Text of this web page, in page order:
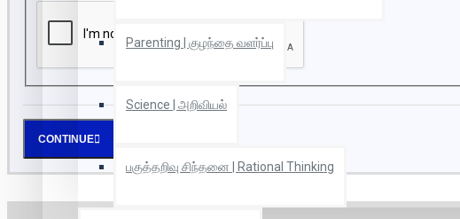
Parenting | குழந்தை வளர்ப்பு
Science | அறிவியல்
பகுத்தறிவு சிந்தனை | Rational Thinking
CONTINUE